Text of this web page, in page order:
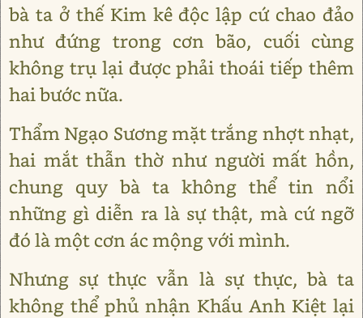
bà ta ở thế Kim kê độc lập cứ chao đảo
như đứng trong cơn bão, cuối cùng
không trụ lại được phải thoái tiếp thêm
hai bước nữa.
Thẩm Ngạo Sương mặt trắng nhợt nhạt,
hai mắt thẫn thờ như người mất hồn,
chung quy bà ta không thể tin nổi
những gì diễn ra là sự thật, mà cứ ngỡ
đó là một cơn ác mộng với mình.
Nhưng sự thực vẫn là sự thực, bà ta
không thể phủ nhận Khấu Anh Kiệt lại